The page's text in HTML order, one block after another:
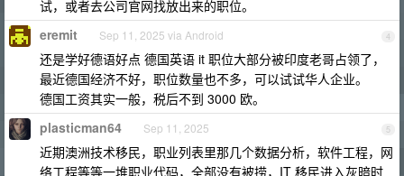
试，或者去公司官网找放出来的职位。
4
eremit Sep 11, 2025 via Android
还是学好德语好点 德国英语 it 职位大部分被印度老哥占领了，
最近德国经济不好，职位数量也不多，可以试试华人企业。
德国工资其实一般，税后不到 3000 欧。
5
plasticman64 Sep 11, 2025
近期澳洲技术移民，职业列表里那几个数据分析，软件工程，网
络工程等等一堆职业代码，全部没有被捞，IT 移民进入灰暗时